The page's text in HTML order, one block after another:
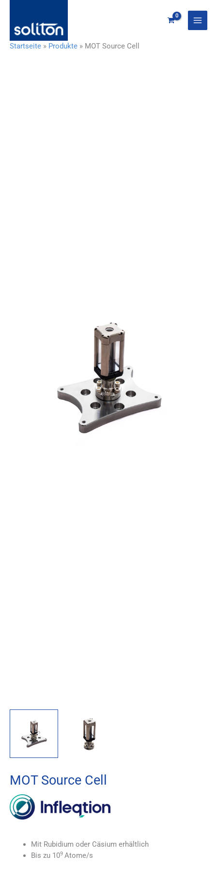
springen
Startseite » Produkte » MOT Source Cell
MOT Source Cell
Mit Rubidium oder Cäsium erhältlich
Bis zu 109 Atome/s